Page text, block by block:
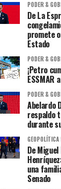
PODER &
De La
promete
Estado
PODER &
¡Petro
ESSMAR
PODER &
Abelardo
respaldo
durante
De
una
Senado